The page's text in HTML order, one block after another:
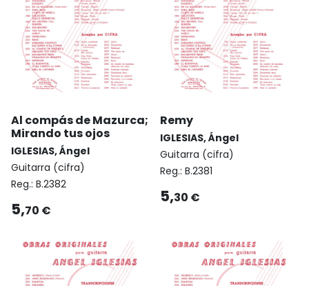
Al compás de Mazurca;
Mirando tus ojos
IGLESIAS, Ángel
Guitarra (cifra)
Reg.: B.2382
5,70 €
Remy
IGLESIAS, Ángel
Guitarra (cifra)
Reg.: B.2381
5,30 €